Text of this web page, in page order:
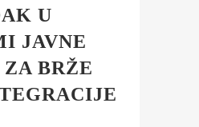
U
JAVNE
ZA BRŽE